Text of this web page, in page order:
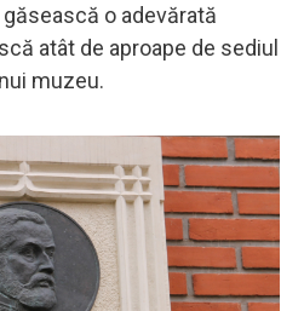
o adevărată
atât de aproape de sediul
muzeu.